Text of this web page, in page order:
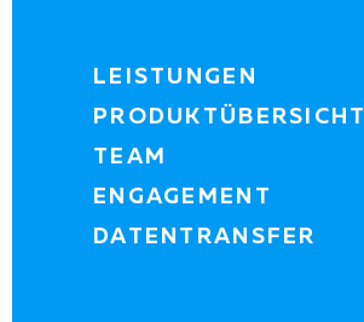
LEISTUNGEN
PRODUKTÜBERSICHT
TEAM
ENGAGEMENT
DATENTRANSFER